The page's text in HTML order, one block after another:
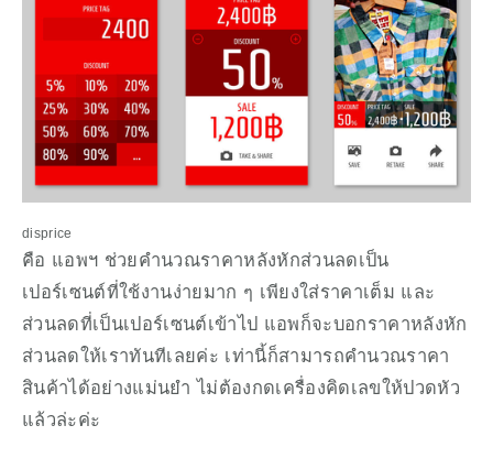
disprice
คือ แอพฯ ช่วยคำนวณราคาหลังหักส่วนลดเป็น
เปอร์เซนต์ที่ใช้งานง่ายมาก ๆ เพียงใส่ราคาเต็ม และ
ส่วนลดที่เป็นเปอร์เซนต์เข้าไป แอพก็จะบอกราคาหลังหัก
ส่วนลดให้เราทันทีเลยค่ะ เท่านี้ก็สามารถคำนวณราคา
สินค้าได้อย่างแม่นยำ ไม่ต้องกดเครื่องคิดเลขให้ปวดหัว
แล้วล่ะค่ะ